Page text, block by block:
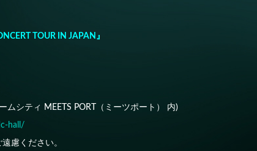
TOUR IN JAPAN』
ムシティ MEETS PORT（ミーツポート） 内)
hall/
慮ください。